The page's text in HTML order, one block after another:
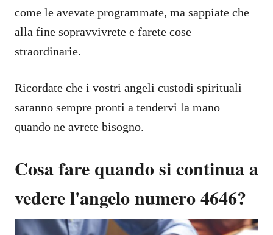
come le avevate programmate, ma sappiate che
alla fine sopravvivrete e farete cose
straordinarie.
Ricordate che i vostri angeli custodi spirituali
saranno sempre pronti a tendervi la mano
quando ne avrete bisogno.
Cosa fare quando si continua a
vedere l'angelo numero 4646?